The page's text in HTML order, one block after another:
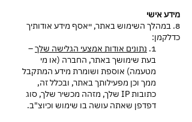
מידע אישי
8. במהלך השימוש באתר, ייאסף מידע אודותיך
כדלקמן:
1. נתונים אודות אמצעי הגלישה שלך–
בעת שימושך באתר, החברה (או מי
מטעמה) אוספת ושומרת מידע המתקבל
ממך וכן מפעילותך באתר, ובכלל זה,
כתובות IP שלך, מזהה מכשיר שלך, סוג
דפדפן שאתה עושה בו שימוש וכיוצ"ב.